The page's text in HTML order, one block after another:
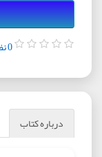
0 نظر
درباره کتاب